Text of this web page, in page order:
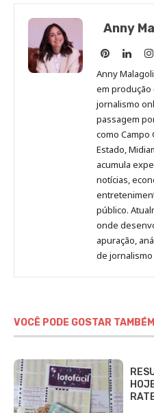
Anny
Anny
no
Pinterest
Anny
no
Anny
em
jornalismo
passagem
como Campo
Estado,
acumula
notícias,
público.
onde
apuração,
de jornalismo
VOCÊ PODE GOSTAR TAMBÉM